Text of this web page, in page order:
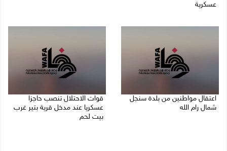
عسكرية
اعتقال مواطنين من بلدة سنجل
شمال رام الله
قوات الاحتلال تنصب حاجزا
عسكريا عند مدخل قرية بتير غرب
بيت لحم